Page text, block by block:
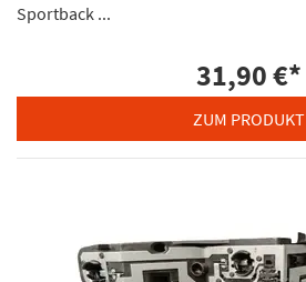
Sportback ...
31,90 €*
ZUM PRODUKT